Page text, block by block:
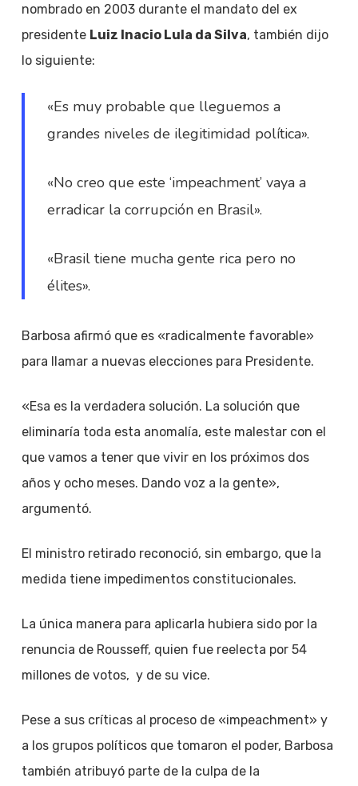
nombrado en 2003 durante el mandato del ex
presidente Luiz Inacio Lula da Silva, también dijo
lo siguiente:
«Es muy probable que lleguemos a
grandes niveles de ilegitimidad política».
«No creo que este ‘impeachment’ vaya a
erradicar la corrupción en Brasil».
«Brasil tiene mucha gente rica pero no
élites».
Barbosa afirmó que es «radicalmente favorable»
para llamar a nuevas elecciones para Presidente.
«Esa es la verdadera solución. La solución que
eliminaría toda esta anomalía, este malestar con el
que vamos a tener que vivir en los próximos dos
años y ocho meses. Dando voz a la gente»,
argumentó.
El ministro retirado reconoció, sin embargo, que la
medida tiene impedimentos constitucionales.
La única manera para aplicarla hubiera sido por la
renuncia de Rousseff, quien fue reelecta por 54
millones de votos, y de su vice.
Pese a sus críticas al proceso de «impeachment» y
a los grupos políticos que tomaron el poder, Barbosa
también atribuyó parte de la culpa de la